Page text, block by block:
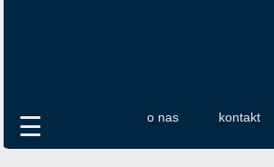
o nas kontakt
☰